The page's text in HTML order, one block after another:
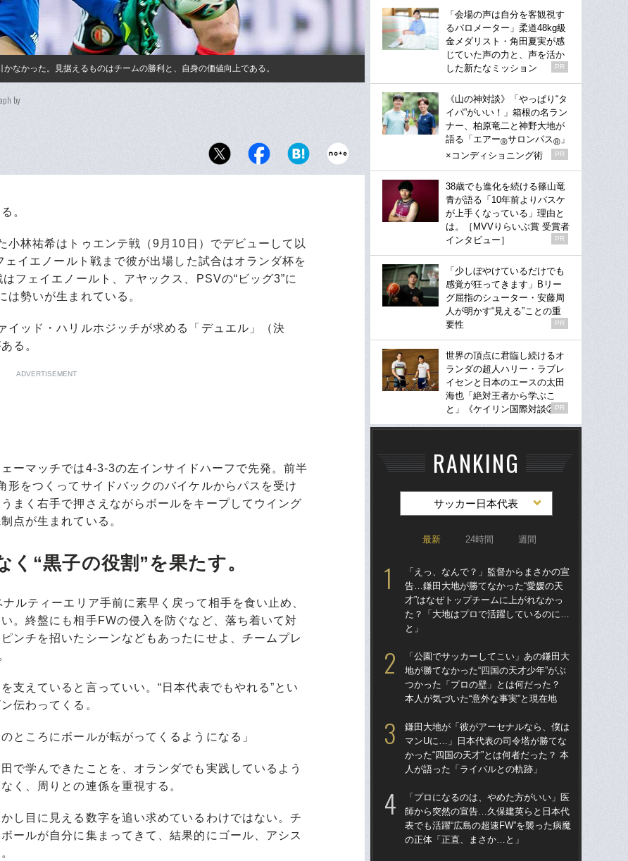
なかった。見据えるものはチームの勝利と、自身の価値向上である。
by
。
林祐希はトゥエンテ戦（9月10日）でデビューして以
イエノールト戦まで彼が出場した試合はオランダ杯を
フェイエノールト、アヤックス、PSVの“ビッグ3”に
勢いが生まれている。
ッド・ハリルホジッチが求める「デュエル」（決
る。
ADVERTISEMENT
ーマッチでは4-3-3の左インサイドハーフで先発。前半
形をつくってサイドバックのバイケルからパスを受け
まく右手で押さえながらボールをキープしてウイング
点が生まれている。
“黒子の役割”を果たす。
ルティーエリア手前に素早く戻って相手を食い止め、
。終盤にも相手FWの侵入を防ぐなど、落ち着いて対
ンチを招いたシーンなどもあったにせよ、チームプレ
えていると言っていい。“日本代表でもやれる”とい
伝わってくる。
ところにボールが転がってくるようになる」
で学んできたことを、オランダでも実践しているよう
く、周りとの連係を重視する。
し目に見える数字を追い求めているわけではない。チ
ールが自分に集まってきて、結果的にゴール、アシス
「会場の声は自分を客観視す
るバロメーター」柔道48kg級
金メダリスト・角田夏実が感
じていた声の力と、声を活か
した新たなミッション
PR
《山の神対談》「やっぱり“タ
イパ”がいい！」箱根の名ラン
ナー、柏原竜二と神野大地が
語る「エアー®サロンパス® 」
×コンディショニング術
PR
38歳でも進化を続ける篠山竜
青が語る「10年前よりバスケ
が上手くなっている」理由と
は。［MVVりらいぶ賞 受賞者
インタビュー］
PR
「少しぼやけているだけでも
感覚が狂ってきます」Bリー
グ屈指のシューター・安藤周
人が明かす“見える”ことの重
要性
PR
世界の頂点に君臨し続けるオ
ランダの超人ハリー・ラブレ
イセンと日本のエースの太田
海也「絶対王者から学ぶこ
と」《ケイリン国際対談②》
PR
RANKING
サッカー日本代表
最新 24時間 週間
「えっ、なんで？」監督からまさかの宣
告…鎌田大地が勝てなかった“愛媛の天
才”はなぜトップチームに上がれなかっ
た？「大地はプロで活躍しているのに…
と」
「公園でサッカーしてこい」あの鎌田大
地が勝てなかった“四国の天才少年”がぶ
つかった「プロの壁」とは何だった？
本人が気づいた“意外な事実”と現在地
鎌田大地が「彼がアーセナルなら、僕は
マンUに…」日本代表の司令塔が勝てな
かった“四国の天才”とは何者だった？ 本
人が語った「ライバルとの軌跡」
「プロになるのは、やめた方がいい」医
師から突然の宣告…久保建英らと日本代
表でも活躍“広島の超速FW”を襲った病魔
の正体「正直、まさか…と」